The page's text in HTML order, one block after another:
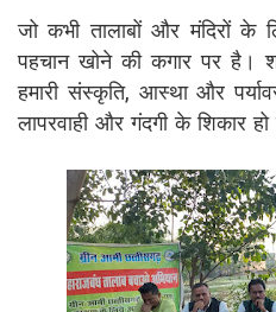
जो कभी तालाबों और मंदिरों
पहचान खोने की कगार पर है।
हमारी संस्कृति, आस्था और
लापरवाही और गंदगी के शिकार